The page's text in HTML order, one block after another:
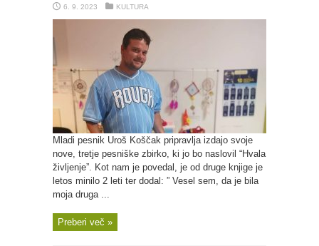
6. 9. 2023 KULTURA
Mladi pesnik Uroš Koščak pripravlja izdajo svoje
nove, tretje pesniške zbirko, ki jo bo naslovil “Hvala
življenje”. Kot nam je povedal, je od druge knjige je
letos minilo 2 leti ter dodal: ” Vesel sem, da je bila
moja druga ...
Preberi več »